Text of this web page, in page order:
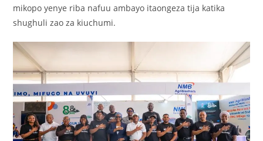
mikopo yenye riba nafuu ambayo itaongeza tija katika
shughuli zao za kiuchumi.